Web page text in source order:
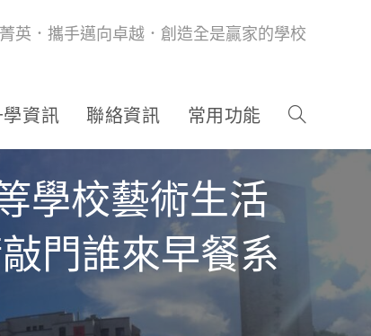
英．攜手邁向卓越．創造全是贏家的學校
學資訊 聯絡資訊 常用功能
學校藝術生活
門誰來早餐系